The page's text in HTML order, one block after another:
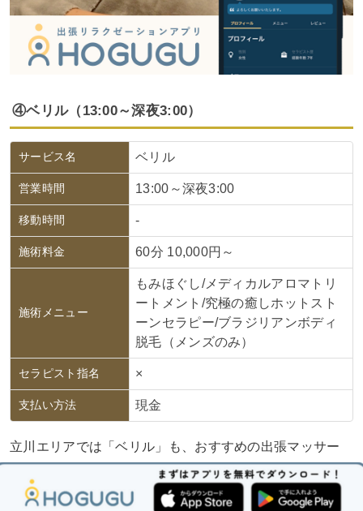
④ベリル（13:00～深夜3:00）
サービス名 ベリル
営業時間 13:00～深夜3:00
移動時間 -
施術料金 60分 10,000円～
施術メニュー
もみほぐし/メディカルアロマトリ
ートメント/究極の癒しホットスト
ーンセラピー/ブラジリアンボディ
脱毛（メンズのみ）
セラピスト指名 ×
支払い方法 現金
立川エリアでは「ベリル」も、おすすめの出張マッサー
ジ・リラク店の1つです。